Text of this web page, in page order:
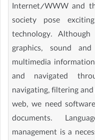
Internet/WWW and
society pose
technology.
graphics, sound
multimedia
and navigated
navigating, filtering
web, we need
documents.
management is a